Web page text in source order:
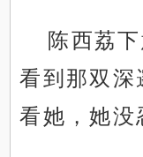
陈西荔
看到那双深
看她，她没